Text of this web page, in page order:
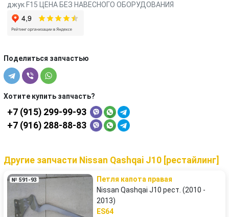
джук F15 ЦЕНА БЕЗ НАВЕСНОГО ОБОРУДОВАНИЯ
Поделиться запчастью
Хотите купить запчасть?
+7 (915) 299-99-93
+7 (916) 288-88-83
Другие запчасти Nissan Qashqai J10 [рестайлинг]
№ 591-93
Петля капота правая
Nissan Qashqai J10 рест. (2010 -
2013)
ES64